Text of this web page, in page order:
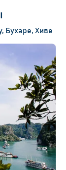
Бухаре, Хиве